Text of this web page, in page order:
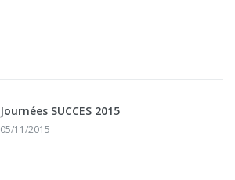
Journées SUCCES 2015
05/11/2015